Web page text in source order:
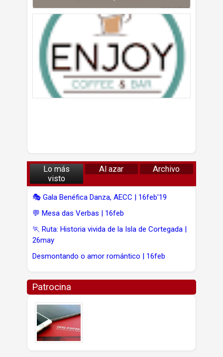
Lo más
visto
Al azar Archivo
🎭 Gala Benéfica Danza, AECC | 16feb'19
💬 Mesa das Verbas | 16feb
🏃 Ruta: Historia vivida de la Isla de Cortegada |
26may
Desmontando o amor romántico | 16feb
Patrocina